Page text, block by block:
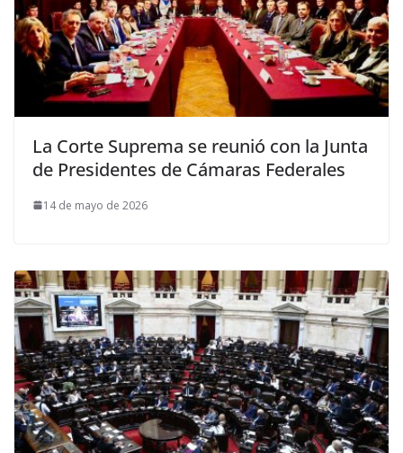
La Corte Suprema se reunió con la Junta
de Presidentes de Cámaras Federales
14 de mayo de 2026